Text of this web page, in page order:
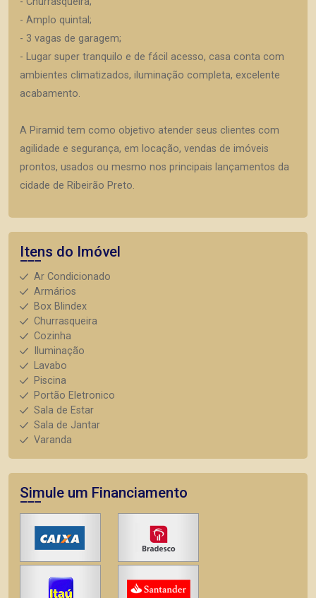
- Amplo quintal;
- 3 vagas de garagem;
- Lugar super tranquilo e de fácil acesso, casa conta com
ambientes climatizados, iluminação completa, excelente
acabamento.
A Piramid tem como objetivo atender seus clientes com
agilidade e segurança, em locação, vendas de imóveis
prontos, usados ou mesmo nos principais lançamentos da
cidade de Ribeirão Preto.
Itens do Imóvel
Ar Condicionado
Armários
Box Blindex
Churrasqueira
Cozinha
Iluminação
Lavabo
Piscina
Portão Eletronico
Sala de Estar
Sala de Jantar
Varanda
Simule um Financiamento